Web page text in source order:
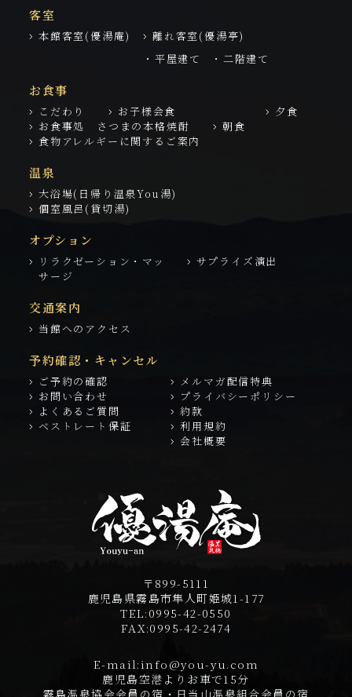
客室
本館客室(優湯庵)
離れ客室(優湯亭)
・平屋建て
・二階建て
お食事
こだわり お子様会食
夕食
お食事処 さつまの本格焼酎
朝食
食物アレルギーに関するご案内
温泉
大浴場(日帰り温泉You湯)
個室風呂(貸切湯)
オプション
リラクゼーション・マッ
サージ
サプライズ演出
交通案内
当館へのアクセス
予約確認・キャンセル
ご予約の確認
メルマガ配信特典
お問い合わせ
プライバシーポリシー
よくあるご質問
約款
ベストレート保証
利用規約
会社概要
〒899-5111
鹿児島県霧島市隼人町姫城1-177
TEL: 0995-42-0550
FAX:0995-42-2474
E-mail:info@you-yu.com
鹿児島空港よりお車で15分